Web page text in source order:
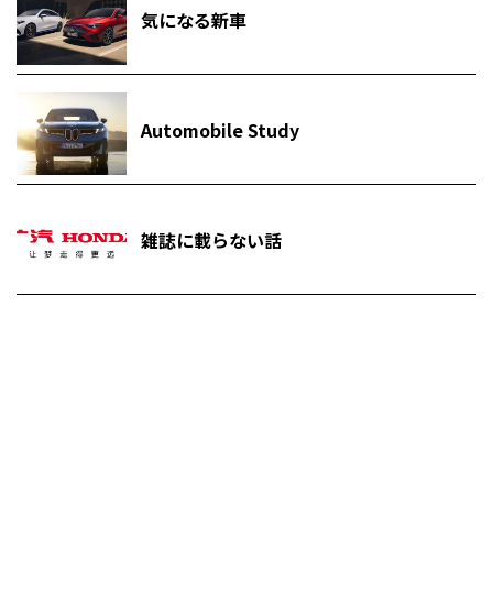
気になる新車
Automobile Study
雑誌に載らない話